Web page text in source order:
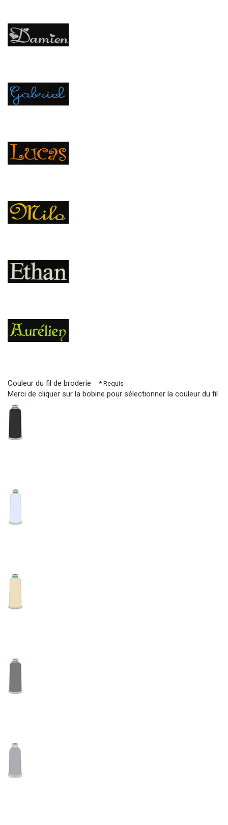
Couleur du fil de broderie* Requis
Merci de cliquer sur la bobine pour sélectionner la couleur du fil